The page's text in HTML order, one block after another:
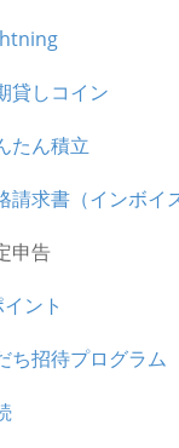
貸しコイン
たん積立
請求書（インボイ
申告
ント
ち招待プログラム